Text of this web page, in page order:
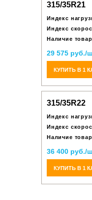
315/35R21
Индекс
Индекс
Наличие
29 575 руб./
КУПИТЬ В 1
315/35R22
Индекс
Индекс
Наличие
36 400 руб./
КУПИТЬ В 1